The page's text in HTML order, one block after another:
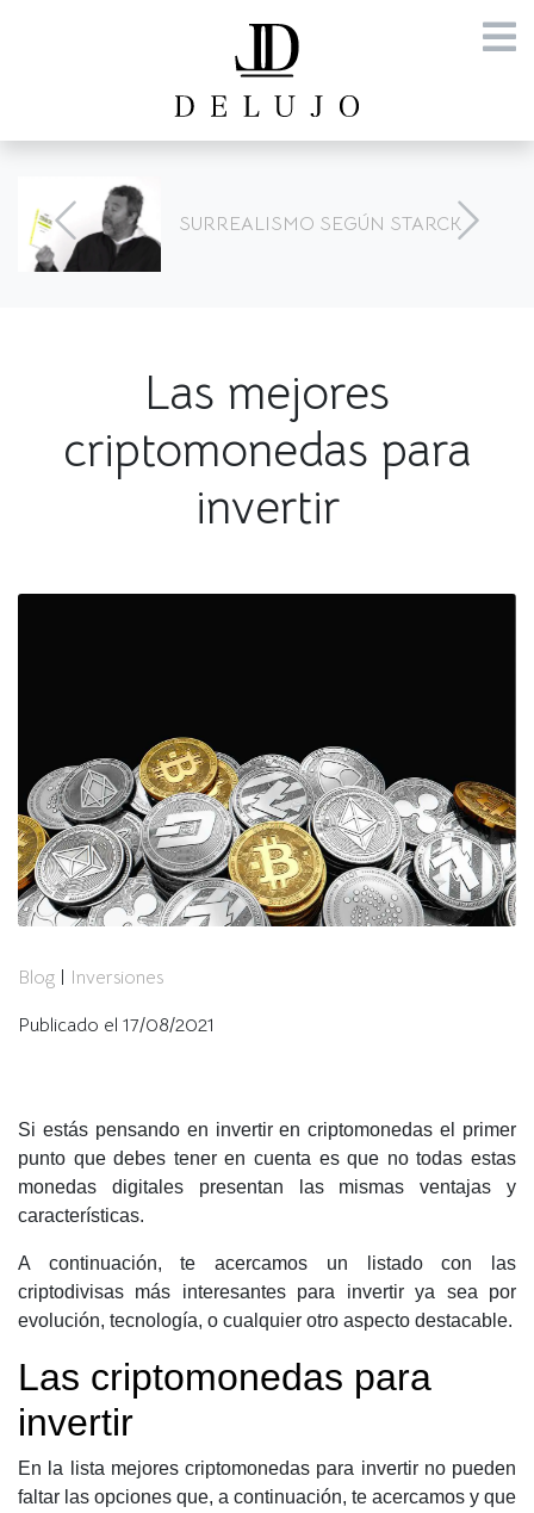
SURREALISMO SEGÚN STARCK
Las mejores
criptomonedas para
invertir
Blog | Inversiones
Publicado el 17/08/2021
Si estás pensando en invertir en criptomonedas el primer
punto que debes tener en cuenta es que no todas estas
monedas digitales presentan las mismas ventajas y
características.
A continuación, te acercamos un listado con las
criptodivisas más interesantes para invertir ya sea por
evolución, tecnología, o cualquier otro aspecto destacable.
Las criptomonedas para
invertir
En la lista mejores criptomonedas para invertir no pueden
faltar las opciones que, a continuación, te acercamos y que